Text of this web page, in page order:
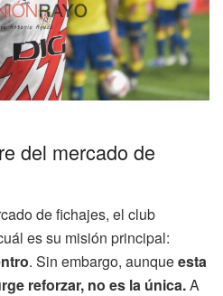
del mercado de
de fichajes, el club
es su misión principal:
. Sin embargo, aunqueesta
reforzar, no es la única.A